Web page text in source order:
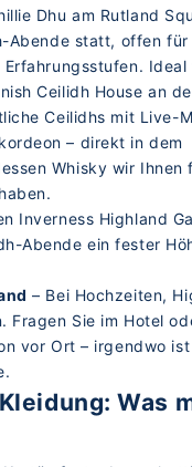
Dhu am Rutland
Abende statt, offen für
Ideal
Ceilidh House an
Ceilidhs mit Live-
– direkt in dem
Whisky wir Ihnen
Inverness Highland
Abende ein fester
– Bei Hochzeiten,
Fragen Sie im Hotel
vor Ort – irgendwo
Was